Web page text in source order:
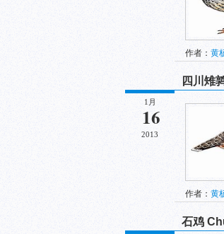
作者： 黄
1月
16
2013
四川雉
作者： 黄
石鸡